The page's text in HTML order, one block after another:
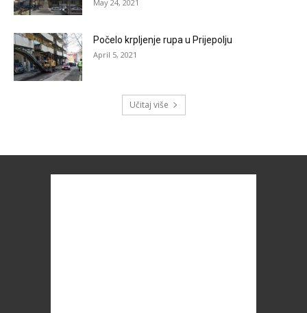
May 24, 2021
Počelo krpljenje rupa u Prijepolju
April 5, 2021
Učitaj više